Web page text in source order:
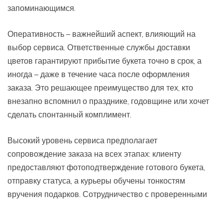
запоминающимся.
Оперативность – важнейший аспект, влияющий на
выбор сервиса. Ответственные службы доставки
цветов гарантируют прибытие букета точно в срок, а
иногда – даже в течение часа после оформления
заказа. Это решающее преимущество для тех, кто
внезапно вспомнил о празднике, годовщине или хочет
сделать спонтанный комплимент.
Высокий уровень сервиса предполагает
сопровождение заказа на всех этапах: клиенту
предоставляют фотоподтверждение готового букета,
отправку статуса, а курьеры обучены тонкостям
вручения подарков. Сотрудничество с проверенными